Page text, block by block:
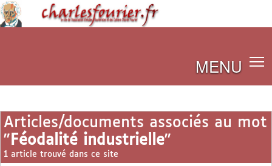
MENU
Articles/documents associés au mot
" Féodalité industrielle"
1 article trouvé dans ce site